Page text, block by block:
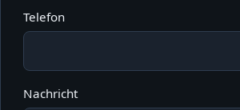
Telefon
Nachricht